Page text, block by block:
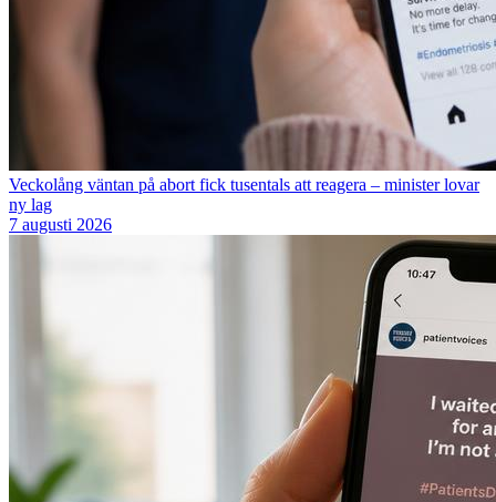
Veckolång väntan på abort fick tusentals att reagera – minister lovar
ny lag
7 augusti 2026